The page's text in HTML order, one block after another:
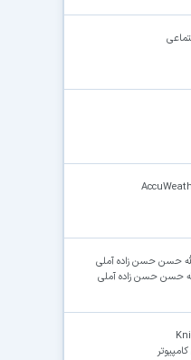
الله حسن حسن زاده آملی
حسن حسن زاده آملی